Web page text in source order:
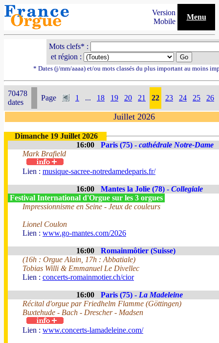
Version
Mobile
Menu
Mots clefs* :
et région :
* Dates (j/mm/aaaa) et/ou mots classés du plus important au moins
70478
dates
Page 1 ... 18 19 20 21 22 23 24 25 26
Juillet 2026
Dimanche 19 Juillet 2026
16:00
Paris (75) - cathédrale Notre-Dame
Mark Brafield
Lien : musique-sacree-notredamedeparis.fr/
16:00 Mantes la Jolie (78) - Collegiale
Festival International d'Orgue sur les 3 orgues
Impressionnisme en Seine - Jeux de couleurs
Lionel Coulon
Lien : www.go-mantes.com/2026
16:00
Romainmôtier (Suisse)
(16h : Orgue Alain, 17h : Abbatiale)
Tobias Willi & Emmanuel Le Divellec
Lien : concerts-romainmotier.ch/cior
16:00 Paris (75) - La Madeleine
Récital d'orgue par Friedhelm Flamme (Göttingen)
Buxtehude - Bach - Drescher - Madsen
Lien : www.concerts-lamadeleine.com/